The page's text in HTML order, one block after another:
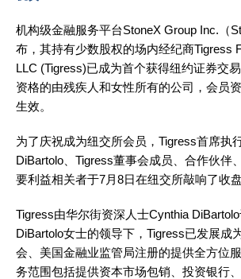
机构级金融服务平台StoneX Group Inc.（
布，其持有少数股权的场内经纪商Tigress
LLC (Tigress)已成为首个获得纽约证券交
资格的由残疾人和女性所有的公司，会员
生效。
为了庆祝成为纽交所会员，Tigress首席执
DiBartolo、Tigress董事会成员、合作伙伴
要利益相关者于7月8日在纽交所敲响了收盘
Tigress由华尔街资深人士Cynthia
DiBartolo女士的领导下，Tigress已发展成
会、美国金融业监管局注册的提供全方位
务范围包括提供资本市场包销、投资银行